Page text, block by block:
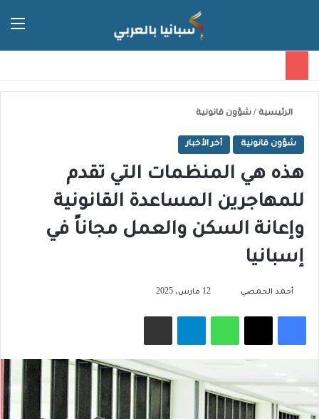
الرئيسية / شؤون قانونية
شؤون قانونية آخر الأخبار
هذه هي المنظمات التي تقدم
للمهاجرين المساعدة القانونية
وإعانة السكن والعمل مجاناً في
إسبانيا
أحمد الحمصي 12 مارس، 2025
فيسبوك‫X واتساب تيلقرام مشاركة عبر البريد